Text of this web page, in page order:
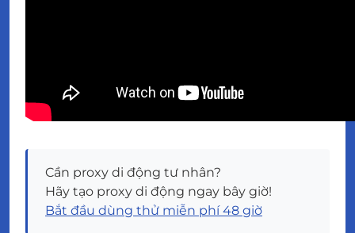
Cần proxy di động tư nhân?
Hãy tạo proxy di động ngay bây giờ!
Bắt đầu dùng thử miễn phí 48 giờ